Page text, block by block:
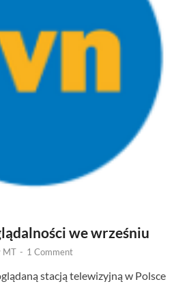
we wrześniu
MT - 1 Comment
stacją telewizyjną w Polsce